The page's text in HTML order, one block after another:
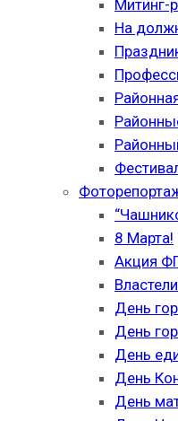
Митинг-
На
8 Марта!
Акция
День
День
День
День
День